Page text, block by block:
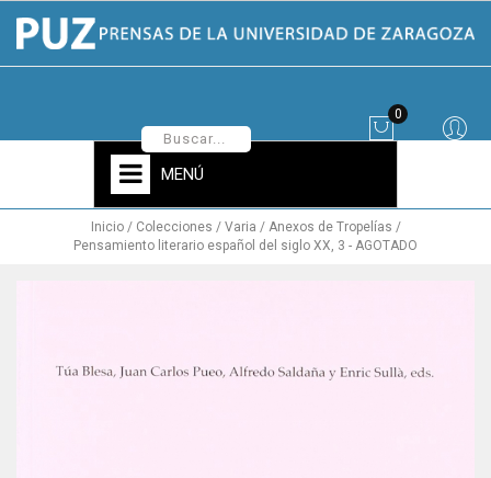
0
MENÚ
Inicio Colecciones Varia
Anexos de Tropelías
Pensamiento literario español del siglo XX, 3 - AGOTADO